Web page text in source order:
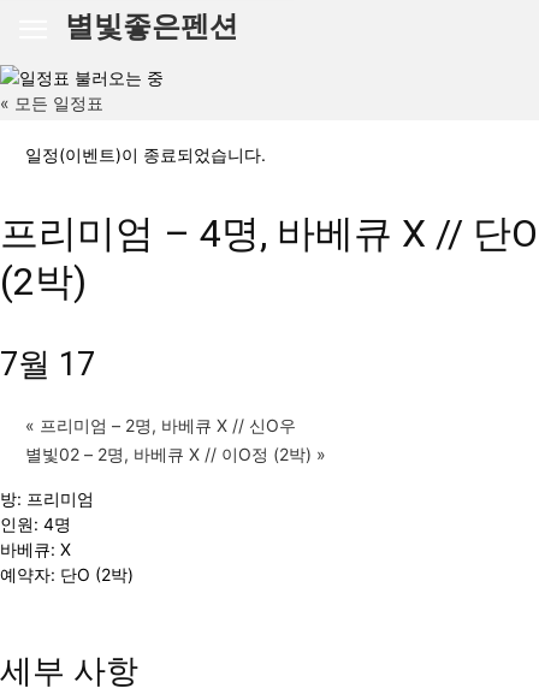
별빛좋은펜션
« 모든 일정표
일정(이벤트)이 종료되었습니다.
프리미엄 – 4명, 바베큐 X // 단O
(2박)
7월 17
« 프리미엄 – 2명, 바베큐 X // 신O우
별빛02 – 2명, 바베큐 X // 이O정 (2박) »
방: 프리미엄
인원: 4명
바베큐: X
예약자: 단O (2박)
세부 사항